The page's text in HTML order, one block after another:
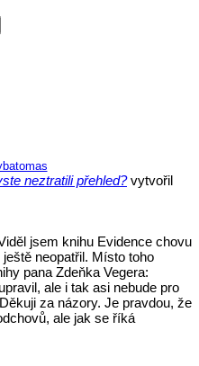
neztratili přehled?vytvořil
jsem knihu Evidence chovu
neopatřil. Místo toho
pana Zdeňka Vegera:
ale i tak asi nebude pro
za názory. Je pravdou, že
ale jak se říká